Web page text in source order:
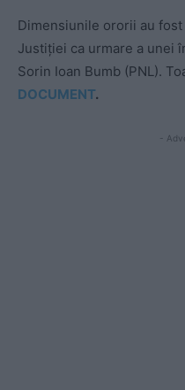
Dimensiunile ororii au
Justiției ca urmare a unei
Sorin Ioan Bumb (PNL).
DOCUMENT.
-